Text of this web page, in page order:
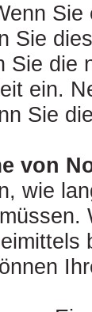
Sie
Sie
Sie die
ein.
Sie
von
wie